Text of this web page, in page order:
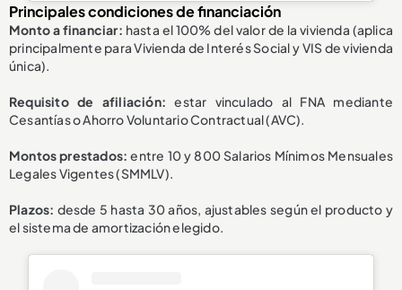
Principales condiciones de financiación
Monto a financiar: hasta el 100% del valor de la vivienda (aplica
principalmente para Vivienda de Interés Social y VIS de vivienda
única).
Requisito de afiliación:estar vinculado al FNA mediante
Cesantías o Ahorro Voluntario Contractual (AVC).
Montos prestados:entre 10 y 800 Salarios Mínimos Mensuales
Legales Vigentes (SMMLV).
Plazos: desde 5 hasta 30 años, ajustables según el producto y
el sistema de amortización elegido.